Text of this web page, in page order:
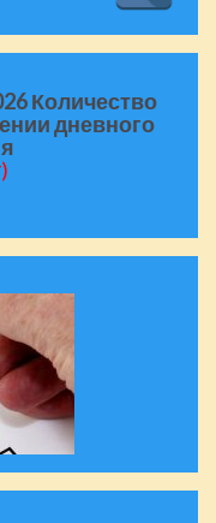
Количество
дневного